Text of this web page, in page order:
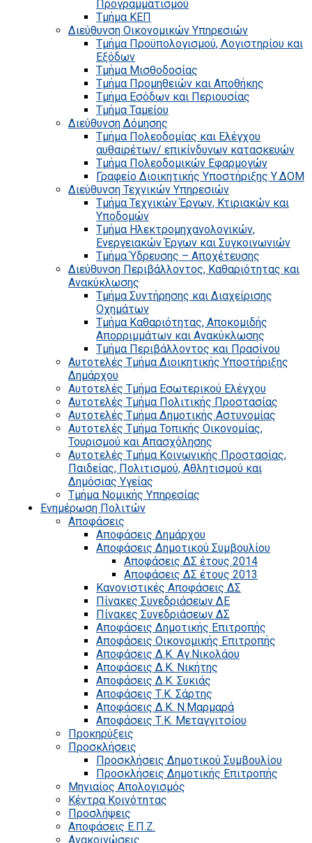
Προγραμματισμού
Τμήμα ΚΕΠ
Διεύθυνση Οικονομικών Υπηρεσιών
Τμήμα Προϋπολογισμού, Λογιστηρίου και
Εξόδων
Τμήμα Μισθοδοσίας
Τμήμα Προμηθειών και Αποθήκης
Τμήμα Εσόδων και Περιουσίας
Τμήμα Ταμείου
Διεύθυνση Δόμησης
Τμήμα Πολεοδομίας και Ελέγχου
αυθαιρέτων/ επικίνδυνων κατασκευών
Τμήμα Πολεοδομικών Εφαρμογών
Γραφείο Διοικητικής Υποστήριξης Υ.ΔΟΜ
Διεύθυνση Τεχνικών Υπηρεσιών
Τμήμα Τεχνικών Έργων, Κτιριακών και
Υποδομών
Τμήμα Ηλεκτρομηχανολογικών,
Ενεργειακών Έργων και Συγκοινωνιών
Τμήμα Ύδρευσης – Αποχέτευσης
Διεύθυνση Περιβάλλοντος, Καθαριότητας και
Ανακύκλωσης
Τμήμα Συντήρησης και Διαχείρισης
Οχημάτων
Τμήμα Καθαριότητας, Αποκομιδής
Απορριμμάτων και Ανακύκλωσης
Τμήμα Περιβάλλοντος και Πρασίνου
Αυτοτελές Τμήμα Διοικητικής Υποστήριξης
Δημάρχου
Αυτοτελές Τμήμα Εσωτερικού Ελέγχου
Αυτοτελές Τμήμα Πολιτικής Προστασίας
Αυτοτελές Τμήμα Δημοτικής Αστυνομίας
Αυτοτελές Τμήμα Τοπικής Οικονομίας,
Τουρισμού και Απασχόλησης
Αυτοτελές Τμήμα Κοινωνικής Προστασίας,
Παιδείας, Πολιτισμού, Αθλητισμού και
Δημόσιας Υγείας
Τμήμα Νομικής Υπηρεσίας
Ενημέρωση Πολιτών
Αποφάσεις
Αποφάσεις Δημάρχου
Αποφάσεις Δημοτικού Συμβουλίου
Αποφάσεις ΔΣ έτους 2014
Αποφάσεις ΔΣ έτους 2013
Κανονιστικές Αποφάσεις ΔΣ
Πίνακες Συνεδριάσεων ΔΕ
Πίνακες Συνεδριάσεων ΔΣ
Αποφάσεις Δημοτικής Επιτροπής
Αποφάσεις Οικονομικής Επιτροπής
Αποφάσεις Δ.Κ. Αγ.Νικολάου
Αποφάσεις Δ.Κ. Νικήτης
Αποφάσεις Δ.Κ. Συκιάς
Αποφάσεις Τ.Κ. Σάρτης
Αποφάσεις Δ.Κ. Ν.Μαρμαρά
Αποφάσεις Τ.Κ. Μεταγγιτσίου
Προκηρύξεις
Προσκλήσεις
Προσκλήσεις Δημοτικού Συμβουλίου
Προσκλήσεις Δημοτικής Επιτροπής
Μηνιαίος Απολογισμός
Κέντρα Κοινότητας
Προσλήψεις
Αποφάσεις Ε.Π.Ζ.
Ανακοινώσεις